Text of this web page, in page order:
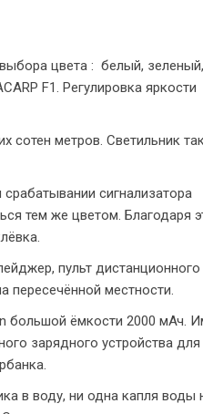
цвета : белый, зеленый,
F1. Регулировка яркости
сотен метров. Светильник
сигнализатора
тем же цветом. Благодаря
пульт дистанционного
пересечённой местности.
большой ёмкости 2000 мАч.
зарядного устройства для
в воду, ни одна капля воды